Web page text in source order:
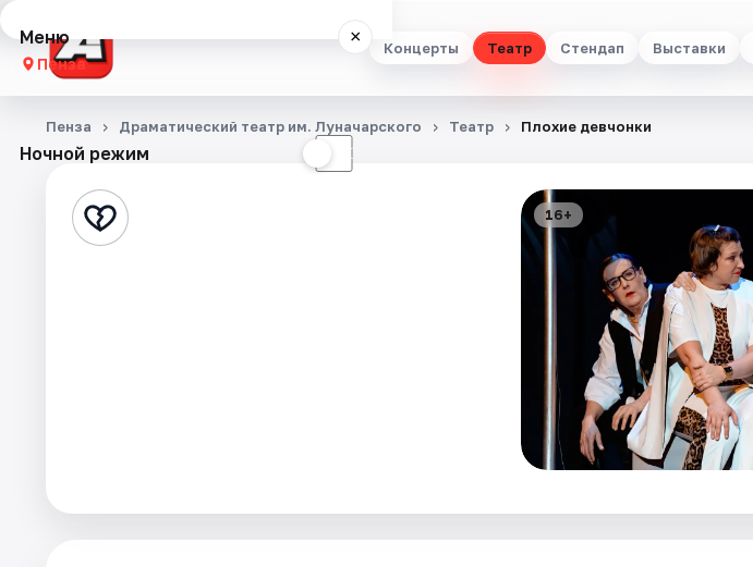
Концерты Театр Стендап Выставки
Меню ×
Пенза
Концерты
Стендап
Ночной режим ☾
Пенза Драматический театр им. Луначарского Театр Плохие девчонки
16+